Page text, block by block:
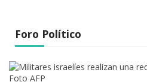
Foro Político